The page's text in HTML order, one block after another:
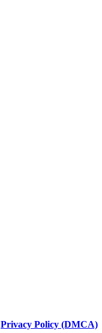
Privacy Policy (DMCA)